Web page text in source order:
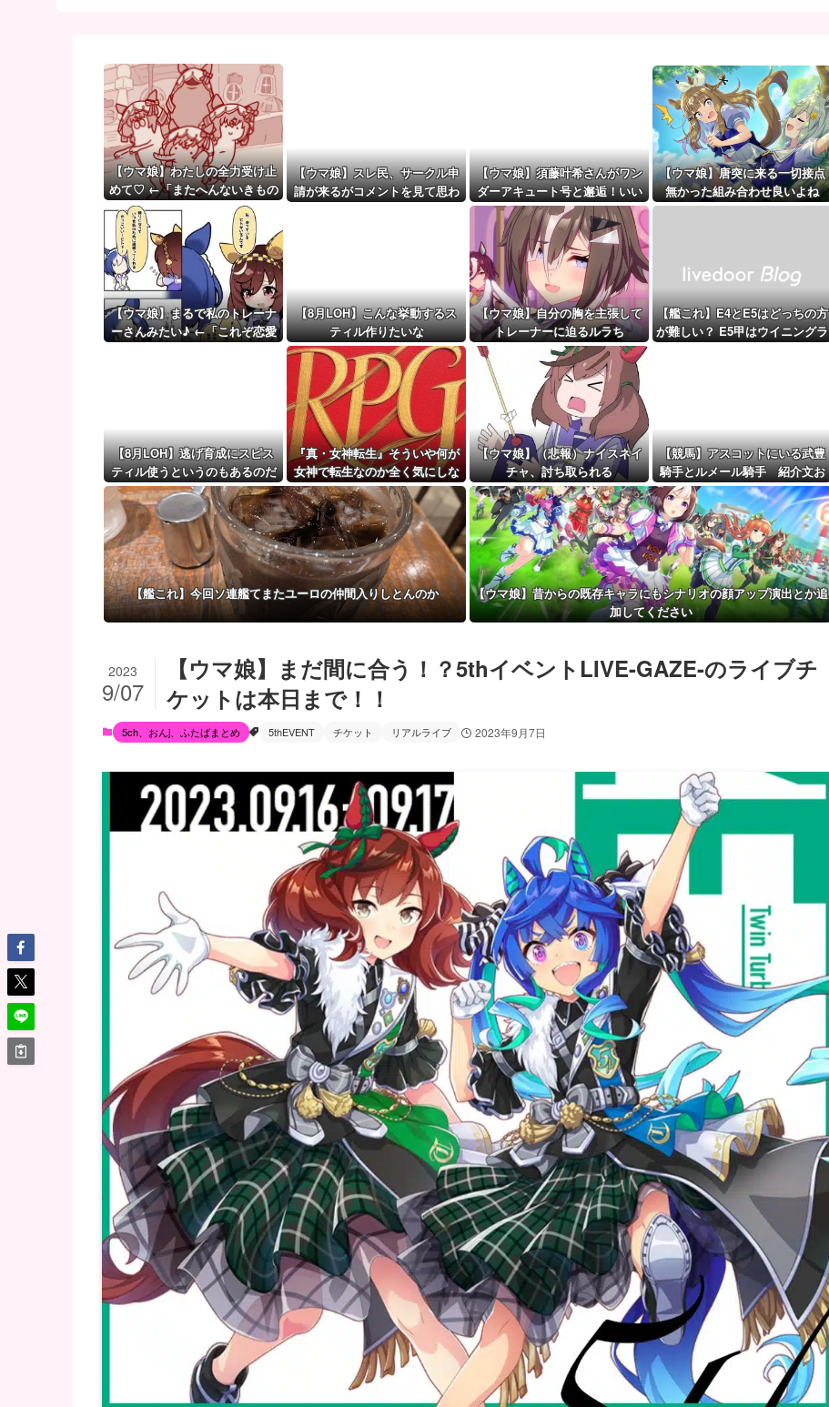
【朗報】長野桃羽「嗣永桃子さんと道重さゆみさんが理想のアイド...
【医師解説】飲酒後の「締めのラーメン欲」の原因は？ 脳の錯覚...
【NBA】ニック・ナースもレブロン・ジェームズのPG起用を示...
ウクライナ軍参謀本部「今年のロシア軍死傷者24万人…新規兵力...
【画像】8月だから夏に撮った写真あげていく
無神経な人あるある
【ウマ娘】（審議）無凸ブーケと完凸シャカール、中距離先行編成...
【ウマ娘】覚醒Lv6、7の解放が今後2か月置きに実装予定！第...
【ウマ娘】わたしの全力受け止
めて♡ ←「またへんないきもの
がふえてる…」
【ウマ娘】スレ民、サークル申
請が来るがコメントを見て思わ
【ウマ娘】須藤叶希さんがワン
ダーアキュート号と邂逅！いい
ツーショットだ
【ウマ娘】唐突に来る一切接点
無かった組み合わせ良いよね
【ウマ娘】まるで私のトレーナ
ーさんみたい♪ ←「これぞ恋愛
【8月LOH】こんな挙動するス
ティル作りたいな
【ウマ娘】自分の胸を主張して
トレーナーに迫るルラち
【艦これ】E4とE5はどっちの方
が難しい？ E5甲はウイニングラ
【8月LOH】逃げ育成にスピス
ティル使うというのもあるのだ
な
『真・女神転生』そういや何が
女神で転生なのか全く気にしな
いでプレイしてた『真・女神転
生2』
【ウマ娘】（悲報）ナイスネイ
チャ、討ち取られる
【競馬】アスコットにいる武豊
騎手とルメール騎手 紹介文お
かしくね？
【艦これ】今回ソ連艦てまたユーロの仲間入りしとんのか
【ウマ娘】昔からの既存キャラにもシナリオの顔アップ演出とか追
加してください
【ウマ娘】まだ間に合う！？5thイベントLIVE-GAZE-のライブチ
ケットは本日まで！！
2023
9/07
5ch、おんj、ふたばまとめ 5thEVENT チケット リアルライブ 2023年9月7日